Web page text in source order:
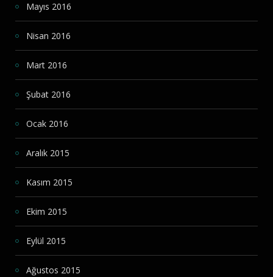
Mayıs 2016
Nisan 2016
Mart 2016
Şubat 2016
Ocak 2016
Aralık 2015
Kasım 2015
Ekim 2015
Eylül 2015
Ağustos 2015